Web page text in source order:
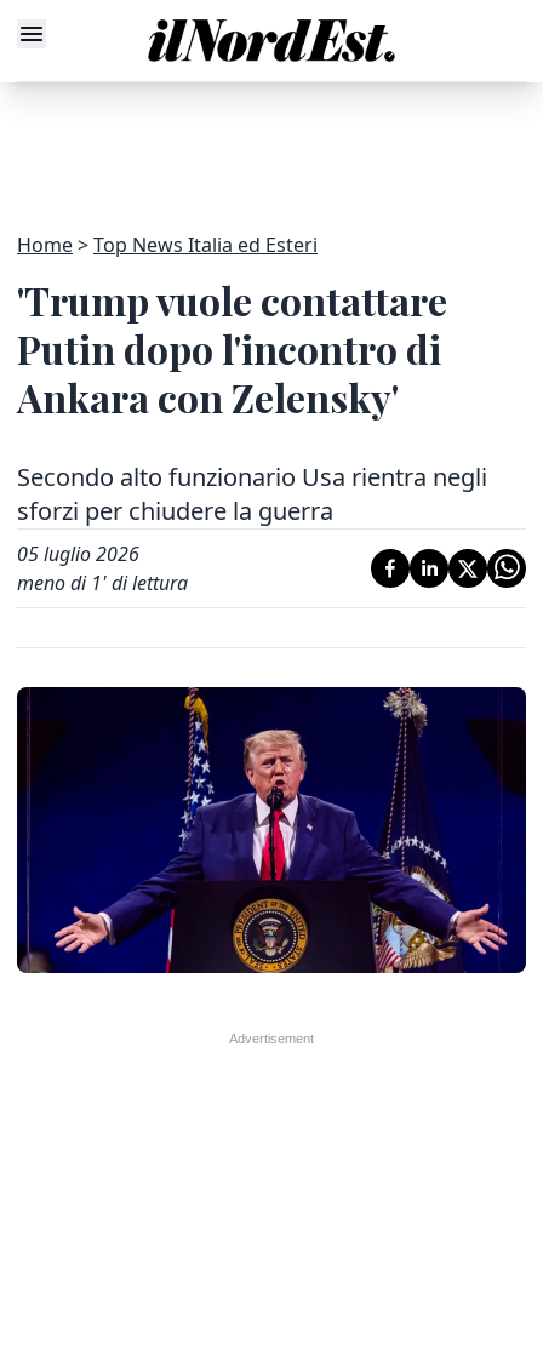
Home Top News Italia ed Esteri
'Trump vuole contattare
Putin dopo l'incontro di
Ankara con Zelensky'
Secondo alto funzionario Usa rientra negli
sforzi per chiudere la guerra
05 luglio 2026
meno di 1' di lettura